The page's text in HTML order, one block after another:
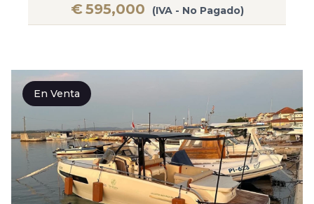
€595,000 (IVA - No Pagado)
En Venta